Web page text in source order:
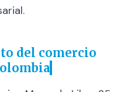
del comercio